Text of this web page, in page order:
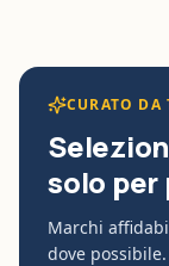
CURATO DA
solo per
Marchi
dove